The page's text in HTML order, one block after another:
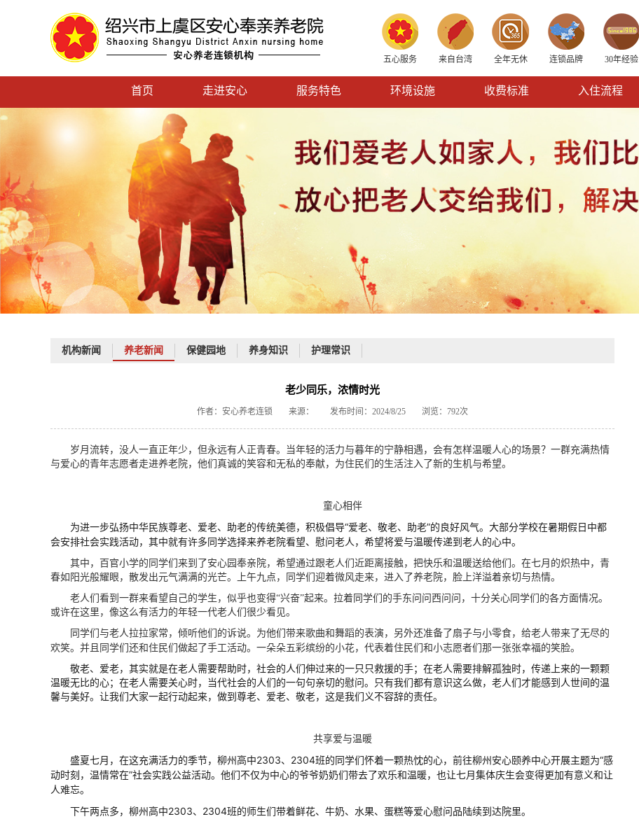
五心服务 来自台湾 全年无休 连锁品牌 30年经验
首页 走进安心 服务特色 环境设施 收费标准 入住流程
机构新闻 养老新闻 保健园地 养身知识 护理常识
老少同乐，浓情时光
作者：安心养老连锁 来源： 发布时间：2024/8/25 浏览：792次
岁月流转，没人一直正年少，但永远有人正青春。当年轻的活力与暮年的宁静相遇，会有怎样温暖人心的场景？一群充满热情
与爱心的青年志愿者走进养老院，他们真诚的笑容和无私的奉献，为住民们的生活注入了新的生机与希望。
童心相伴
为进一步弘扬中华民族尊老、爱老、助老的传统美德，积极倡导“爱老、敬老、助老”的良好风气。大部分学校在暑期假日中都
会安排社会实践活动，其中就有许多同学选择来养老院看望、慰问老人，希望将爱与温暖传递到老人的心中。
其中，百官小学的同学们来到了安心园奉亲院，希望通过跟老人们近距离接触，把快乐和温暖送给他们。在七月的炽热中，青
春如阳光般耀眼，散发出元气满满的光芒。上午九点，同学们迎着微风走来，进入了养老院，脸上洋溢着亲切与热情。
老人们看到一群来看望自己的学生，似乎也变得“兴奋”起来。拉着同学们的手东问问西问问，十分关心同学们的各方面情况。
或许在这里，像这么有活力的年轻一代老人们很少看见。
同学们与老人拉拉家常，倾听他们的诉说。为他们带来歌曲和舞蹈的表演，另外还准备了扇子与小零食，给老人带来了无尽的
欢笑。并且 同学们还和住民们做起了手工活动。一朵朵五彩缤纷的小花，代表着住民们和小志愿者们那一张张幸福的笑脸。
敬老、爱老，其实就是在老人需要帮助时，社会的人们伸过来的一只只救援的手；在老人需要排解孤独时，传递上来的一颗颗
温暖无比的心；在老人需要关心时，当代社会的人们的一句句亲切的慰问。只有我们都有意识这么做，老人们才能感到人世间的温
馨与美好。让我们大家一起行动起来，做到尊老、爱老、敬老，这是我们义不容辞的责任。
共享爱与温暖
盛夏七月，在这充满活力的季节，柳州高中2303、2304班的同学们怀着一颗热忱的心，前往柳州安心颐养中心开展主题为“感
动时刻，温情常在”社会实践公益活动。 他们不仅为中心的爷爷奶奶们带去了欢乐和温暖，也让七月集体庆生会变得更加有意义和让
人难忘。
下午两点多，柳州高中2303、2304班的师生们带着鲜花、牛奶、水果、蛋糕等爱心慰问品陆续到达院里。